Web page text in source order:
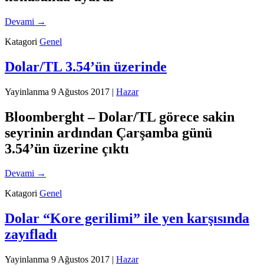
Devami →
Katagori Genel
Dolar/TL 3.54’ün üzerinde
Yayinlanma 9 Ağustos 2017 | Hazar
Bloomberght – Dolar/TL görece sakin
seyrinin ardından Çarşamba günü
3.54’ün üzerine çıktı
Devami →
Katagori Genel
Dolar “Kore gerilimi” ile yen karşısında
zayıfladı
Yayinlanma 9 Ağustos 2017 | Hazar